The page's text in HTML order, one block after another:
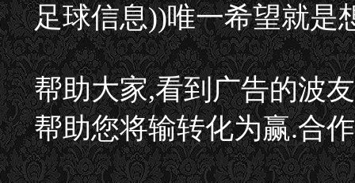
足球信息))唯一希望就是
帮助大家,看到广告的波
帮助您将输转化为赢.合